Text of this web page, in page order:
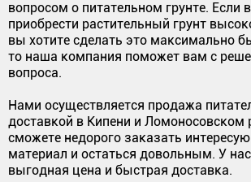
вопросом о питательном грунте. Если
приобрести растительный грунт
вы хотите сделать это максимально
то наша компания поможет вам с
вопроса.
Нами осуществляется продажа
доставкой в Кипени и Ломоносовском
сможете недорого заказать
материал и остаться довольным. У
выгодная цена и быстрая доставка.